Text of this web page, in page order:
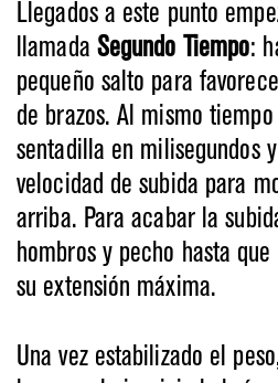
Llegados a este punto
llamada Segundo Tiempo:
pequeño salto para
de brazos. Al mismo
sentadilla en milisegundos
velocidad de subida para
arriba. Para acabar la
hombros y pecho hasta
su extensión máxima.
Una vez estabilizado el